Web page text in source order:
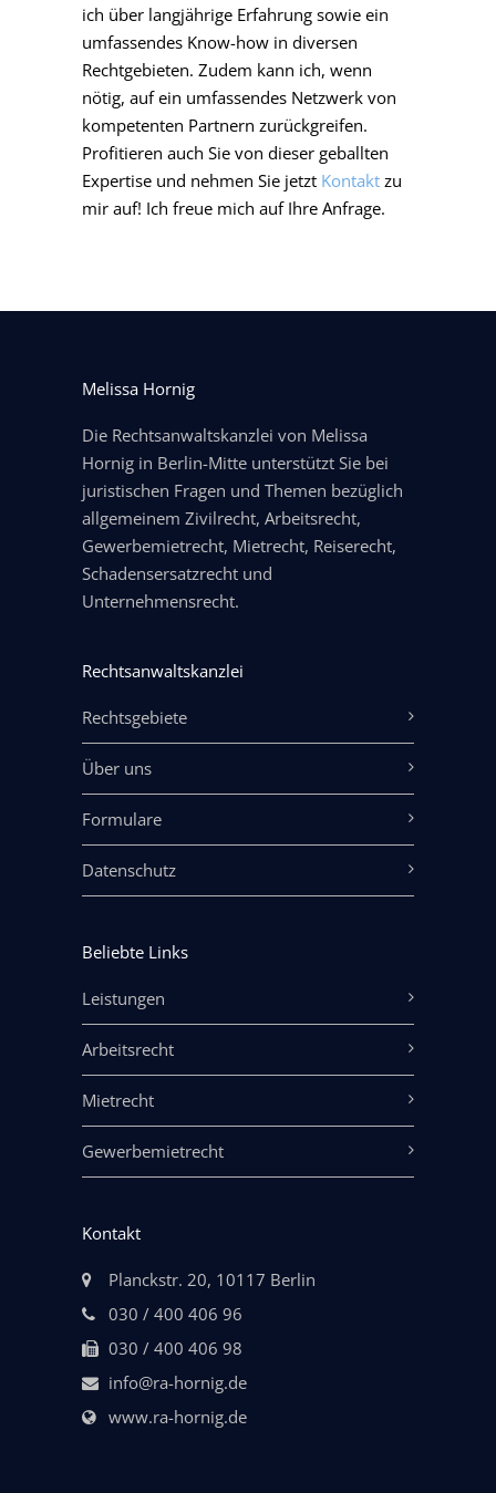
ich über langjährige Erfahrung sowie ein
umfassendes Know-how in diversen
Rechtgebieten. Zudem kann ich, wenn
nötig, auf ein umfassendes Netzwerk von
kompetenten Partnern zurückgreifen.
Profitieren auch Sie von dieser geballten
Expertise und nehmen Sie jetzt Kontakt zu
mir auf! Ich freue mich auf Ihre Anfrage.
Melissa Hornig
Die Rechtsanwaltskanzlei von Melissa
Hornig in Berlin-Mitte unterstützt Sie bei
juristischen Fragen und Themen bezüglich
allgemeinem Zivilrecht, Arbeitsrecht,
Gewerbemietrecht, Mietrecht, Reiserecht,
Schadensersatzrecht und
Unternehmensrecht.
Rechtsanwaltskanzlei
Rechtsgebiete
Über uns
Formulare
Datenschutz
Beliebte Links
Leistungen
Arbeitsrecht
Mietrecht
Gewerbemietrecht
Kontakt
Planckstr. 20, 10117 Berlin
030 / 400 406 96
030 / 400 406 98
info@ra-hornig.de
www.ra-hornig.de